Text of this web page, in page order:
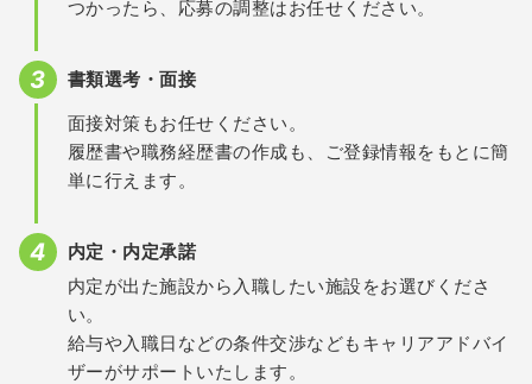
つかったら、応募の調整はお任せください。
書類選考・面接
面接対策もお任せください。
履歴書や職務経歴書の作成も、ご登録情報をもとに簡
単に行えます。
内定・内定承諾
内定が出た施設から入職したい施設をお選びくださ
い。
給与や入職日などの条件交渉などもキャリアアドバイ
ザーがサポートいたします。